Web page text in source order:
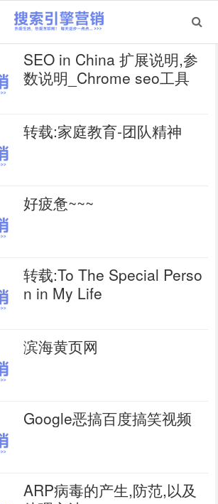
SEO in China 扩展说明,参
数说明_Chrome seo工具
转载:家庭教育-团队精神
好疲惫~~~
转载:To The Special Perso
n in My Life
滨海黄页网
Google恶搞百度搞笑视频
ARP病毒的产生,防范,以及